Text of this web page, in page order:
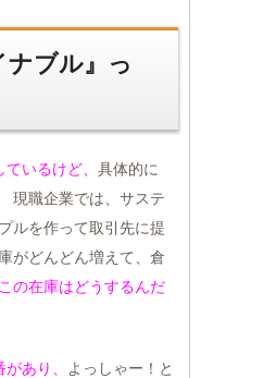
ナブル』っ
いるけど、 具体的に
職企業では、サステ
ルを作って取引先に提
がどんどん増えて、倉
この在庫はどうするんだ
あり、
よっしゃー！と